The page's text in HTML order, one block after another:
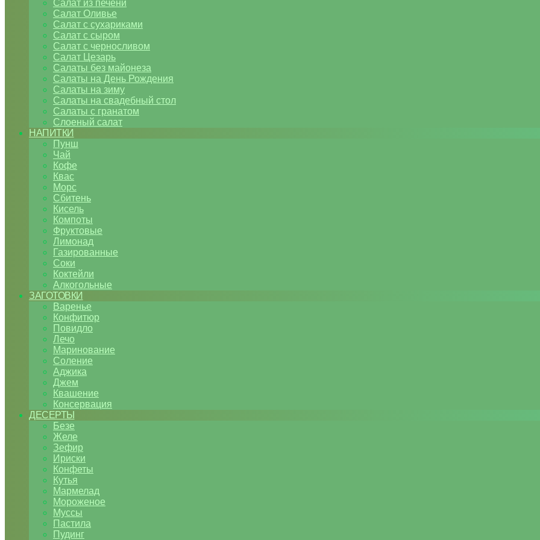
Салат из печени
Салат Оливье
Салат с сухариками
Салат с сыром
Салат с черносливом
Салат Цезарь
Салаты без майонеза
Салаты на День Рождения
Салаты на зиму
Салаты на свадебный стол
Салаты с гранатом
Слоеный салат
НАПИТКИ
Пунш
Чай
Кофе
Квас
Морс
Сбитень
Кисель
Компоты
Фруктовые
Лимонад
Газированные
Соки
Коктейли
Алкогольные
ЗАГОТОВКИ
Варенье
Конфитюр
Повидло
Лечо
Маринование
Соление
Аджика
Джем
Квашение
Консервация
ДЕСЕРТЫ
Безе
Желе
Зефир
Ириски
Конфеты
Кутья
Мармелад
Мороженое
Муссы
Пастила
Пудинг